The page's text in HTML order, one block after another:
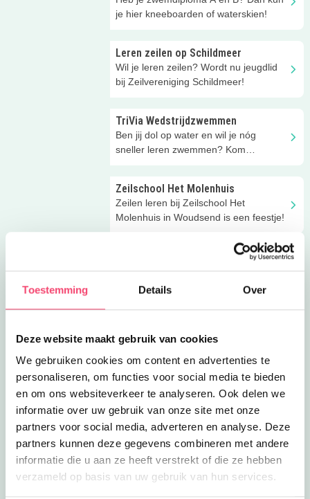
Toestemming Details Over
Deze website maakt gebruik van cookies
We gebruiken cookies om content en advertenties te
personaliseren, om functies voor social media te bieden
en om ons websiteverkeer te analyseren. Ook delen we
informatie over uw gebruik van onze site met onze
partners voor social media, adverteren en analyse. Deze
partners kunnen deze gegevens combineren met andere
informatie die u aan ze heeft verstrekt of die ze hebben
verzameld op basis van uw gebruik van hun services.
je hier kneeboarden of waterskien!
Leren zeilen op Schildmeer
Wil je leren zeilen? Wordt nu jeugdlid
bij Zeilvereniging Schildmeer!
TriVia Wedstrijdzwemmen
Ben jij dol op water en wil je nóg
sneller leren zwemmen? Kom
Zeilschool Het Molenhuis
Zeilen leren bij Zeilschool Het
Molenhuis in Woudsend is een feestje!
Op zoek naar een stoere watersport?
Waterratten voelen zich thuis Trivia
Bij Zeilschool Blauwestad geven ze
kom naar de zomer zeilweek.
Wakepark Groningen
Gek op watersporten? Kom
wakeboarden of volg een training bij
Wakepark Groningen!
Zeilschool ’t Garijp
Spetterende avonturen beleef je bij